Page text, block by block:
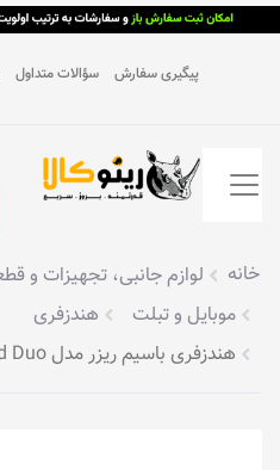
پیگیری سفارش سؤالات متداول
خانه لوازم جانبی، تجهیزات و
موبایل و تبلت
هندزفری
هندزفری باسیم ریزر مدل Hammerhead Duo